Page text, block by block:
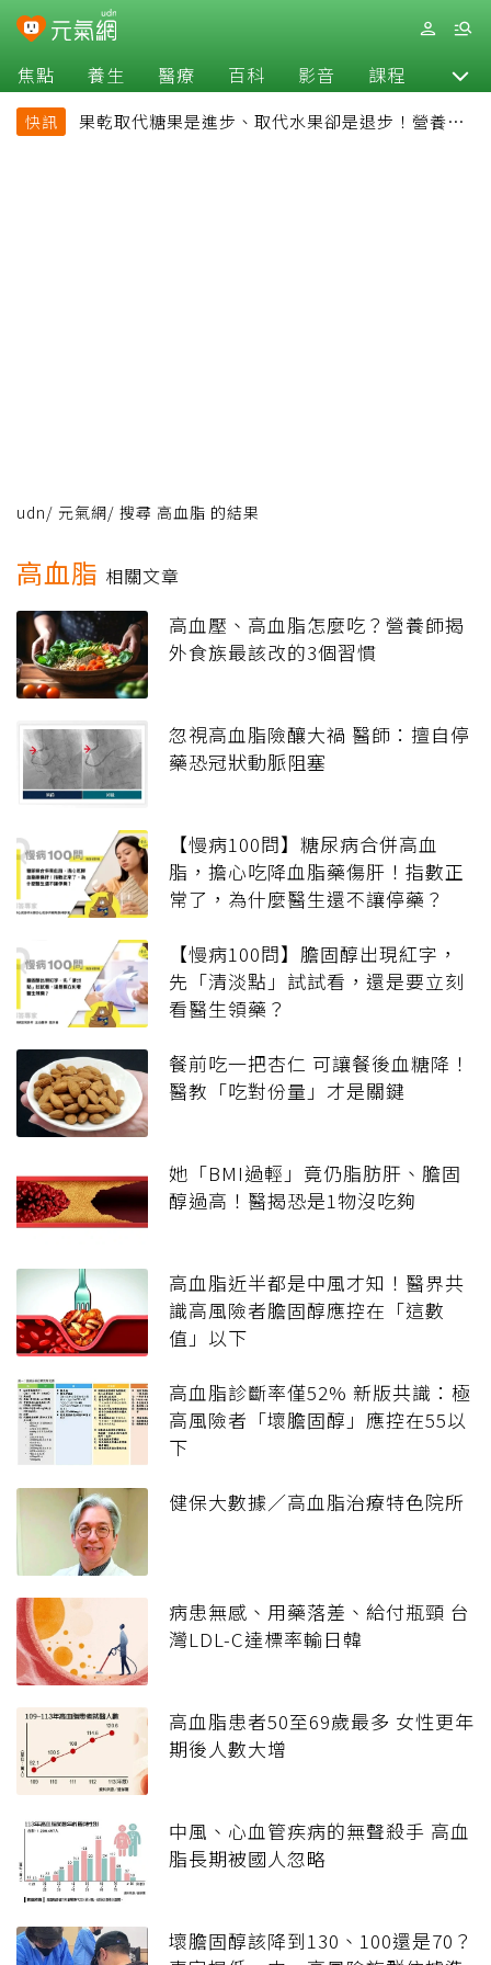
焦點 養生 醫療 百科 影音 課程 退休
快訊
果乾取代糖果是進步、取代水果卻是退步！營養師
udn/ 元氣網/ 搜尋 高血脂 的結果
高血脂 相關文章
高血壓、高血脂怎麼吃？營養師揭
外食族最該改的3個習慣
忽視高血脂險釀大禍 醫師：擅自停
藥恐冠狀動脈阻塞
【慢病100問】糖尿病合併高血
脂，擔心吃降血脂藥傷肝！指數正
常了，為什麼醫生還不讓停藥？
【慢病100問】膽固醇出現紅字，
先「清淡點」試試看，還是要立刻
看醫生領藥？
餐前吃一把杏仁 可讓餐後血糖降！
醫教「吃對份量」才是關鍵
她「BMI過輕」竟仍脂肪肝、膽固
醇過高！醫揭恐是1物沒吃夠
高血脂近半都是中風才知！醫界共
識高風險者膽固醇應控在「這數
值」以下
高血脂診斷率僅52% 新版共識：極
高風險者「壞膽固醇」應控在55以
下
健保大數據／高血脂治療特色院所
病患無感、用藥落差、給付瓶頸 台
灣LDL-C達標率輸日韓
高血脂患者50至69歲最多 女性更年
期後人數大增
中風、心血管疾病的無聲殺手 高血
脂長期被國人忽略
壞膽固醇該降到130、100還是70？